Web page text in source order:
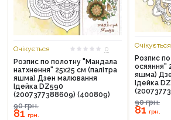
Очікується
0
Розпис по полотну "Мандала
натхнення" 25х25 см (палітра
яшма) Дзен малювання
Ідейка DZ590
(2007377388609) (400809)
90грн.
81 грн.
Очікується
Розпис
осяяння"
яшма)
Ідейка
90грн.
81 грн.
Продовжити
Оформити